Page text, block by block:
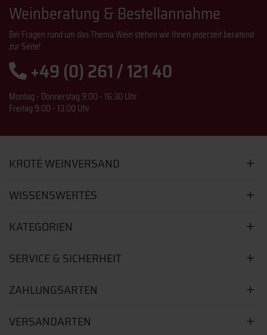
Weinberatung & Bestellannahme
Bei Fragen rund um das Thema Wein stehen wir Ihnen jederzeit beratend
zur Seite!
+49 (0) 261 / 121 40
Montag - Donnerstag 9:00 - 16:30 Uhr
Freitag 9:00 - 13:00 Uhr
KROTÉ WEINVERSAND
WISSENSWERTES
KATEGORIEN
SERVICE & SICHERHEIT
ZAHLUNGSARTEN
VERSANDARTEN